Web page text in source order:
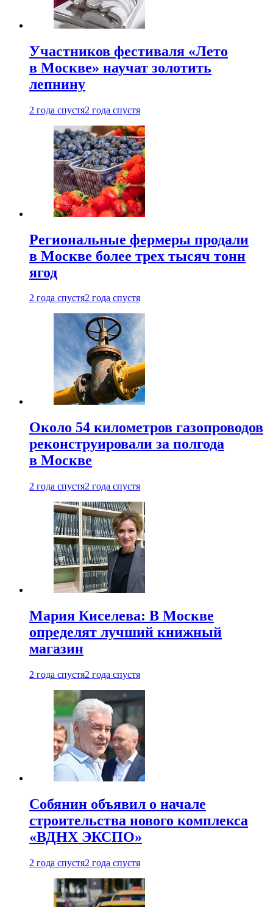
Участников фестиваля «Лето
в Москве» научат золотить
лепнину
2 года спустя2 года спустя
Региональные фермеры продали
в Москве более трех тысяч тонн
ягод
2 года спустя2 года спустя
Около 54 километров газопроводов
реконструировали за полгода
в Москве
2 года спустя2 года спустя
Мария Киселева: В Москве
определят лучший книжный
магазин
2 года спустя2 года спустя
Собянин объявил о начале
строительства нового комплекса
«ВДНХ ЭКСПО»
2 года спустя2 года спустя